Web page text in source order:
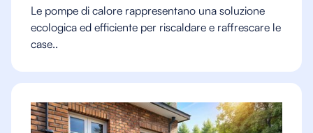
Le pompe di calore rappresentano una soluzione
ecologica ed efficiente per riscaldare e raffrescare le
case..